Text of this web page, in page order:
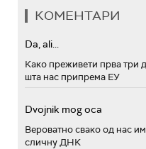
КОМЕНТАРИ
Da, ali...
Како преживети прва три
шта нас припрема ЕУ
Dvojnik mog oca
Вероватно свако од нас
сличну ДНК